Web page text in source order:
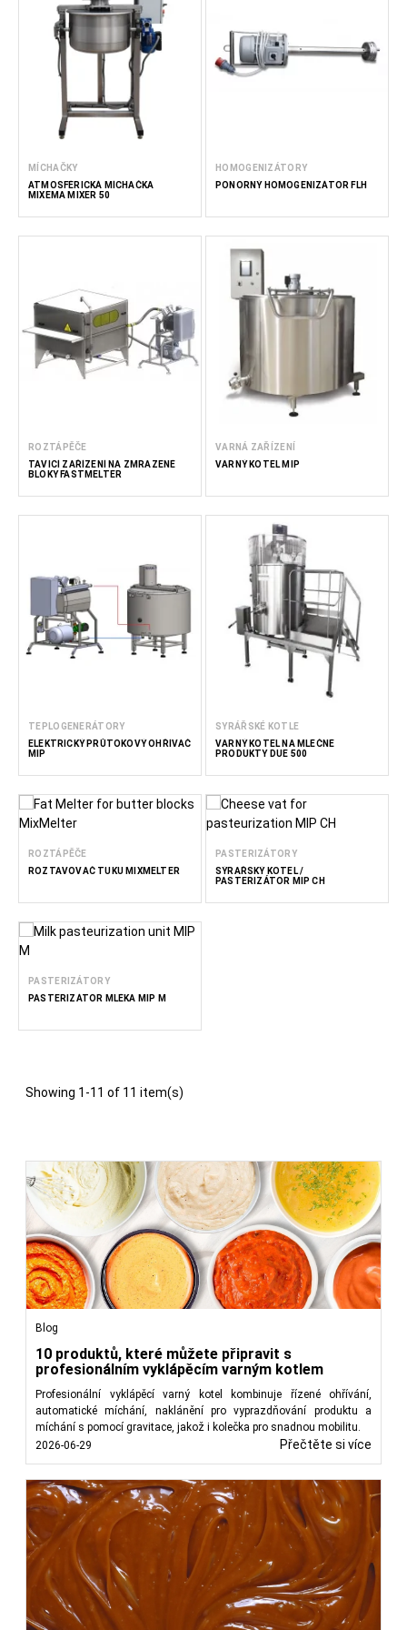
MÍCHAČKY
ATMOSFÉRICKÁ MÍCHAČKA
MIXEMA MIXER 50
HOMOGENIZÁTORY
PONORNÝ HOMOGENIZÁTOR FLH
ROZTÁPĚČE
TAVICÍ ZAŘÍZENÍ NA ZMRAZENÉ
BLOKY FASTMELTER
VARNÁ ZAŘÍZENÍ
VARNÝ KOTEL MIP
TEPLOGENERÁTORY
ELEKTRICKÝ PRŮTOKOVÝ OHŘÍVAČ
MIP
SYRÁŘSKÉ KOTLE
VARNÝ KOTEL NA MLÉČNÉ
PRODUKTY DUE 500
ROZTÁPĚČE
ROZTAVOVAČ TUKU MIXMELTER
PASTERIZÁTORY
SÝRAŘSKÝ KOTEL /
PASTERIZÁTOR MIP CH
PASTERIZÁTORY
PASTERIZÁTOR MLÉKA MIP M
Showing 1-11 of 11 item(s)
Blog
10 produktů, které můžete připravit s
profesionálním vyklápěcím varným kotlem
Profesionální vyklápěcí varný kotel kombinuje řízené ohřívání,
automatické míchání, naklánění pro vyprazdňování produktu a
míchání s pomocí gravitace, jakož i kolečka pro snadnou mobilitu.
2026-06-29
Přečtěte si více